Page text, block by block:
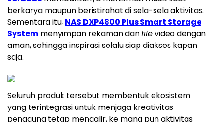
berkarya maupun beristirahat di sela-sela aktivitas.
Sementara itu, NAS DXP4800 Plus Smart Storage
System menyimpan rekaman danfilevideo dengan
aman, sehingga inspirasi selalu siap diakses kapan
saja.
Seluruh produk tersebut membentuk ekosistem
yang terintegrasi untuk menjaga kreativitas
pengguna tetap mengalir, ke mana pun aktivitas